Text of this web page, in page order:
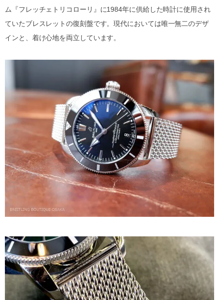
ム『フレッチェトリコローリ』に1984年に供給した時計に使用され
ていたブレスレットの復刻盤です。現代においては唯一無二のデザ
インと、着け心地を両立しています。